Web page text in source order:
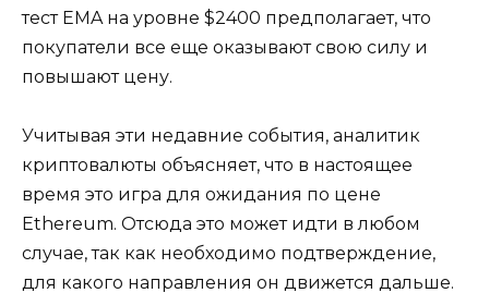
тест EMA на уровне $2400 предполагает, что
покупатели все еще оказывают свою силу и
повышают цену.
Учитывая эти недавние события, аналитик
криптовалюты объясняет, что в настоящее
время это игра для ожидания по цене
Ethereum. Отсюда это может идти в любом
случае, так как необходимо подтверждение,
для какого направления он движется дальше.